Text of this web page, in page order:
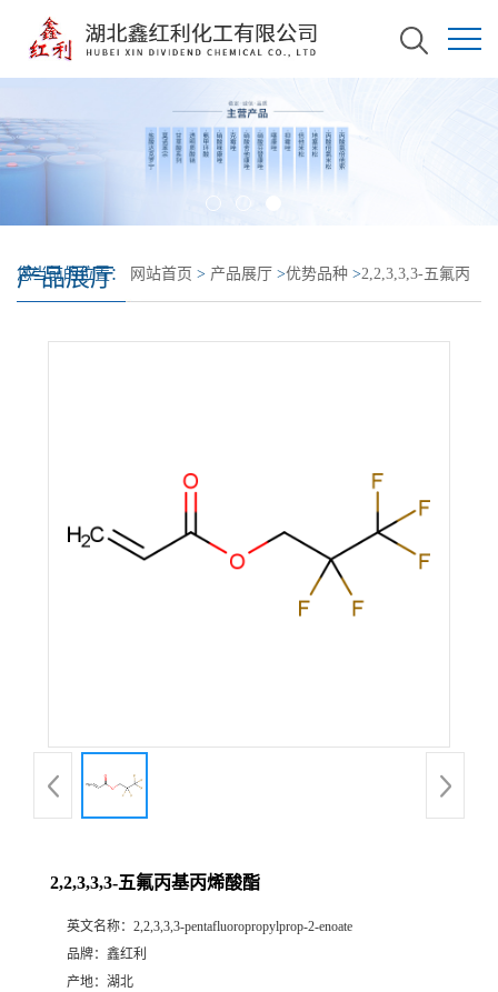
产品展厅
您当前的位置： 网站首页 > 产品展厅 >优势品种 >2,2,3,3,3-五氟丙
2,2,3,3,3-五氟丙基丙烯酸酯
英文名称： 2,2,3,3,3-pentafluoropropylprop-2-enoate
品牌： 鑫红利
产地： 湖北